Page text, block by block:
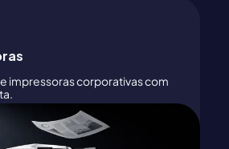
impressoras corporativas com